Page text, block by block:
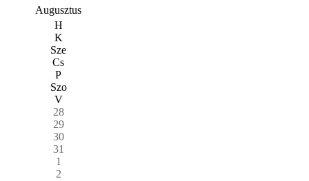
Augusztus
H
K
Sze
Cs
P
Szo
V
28
29
30
31
1
2